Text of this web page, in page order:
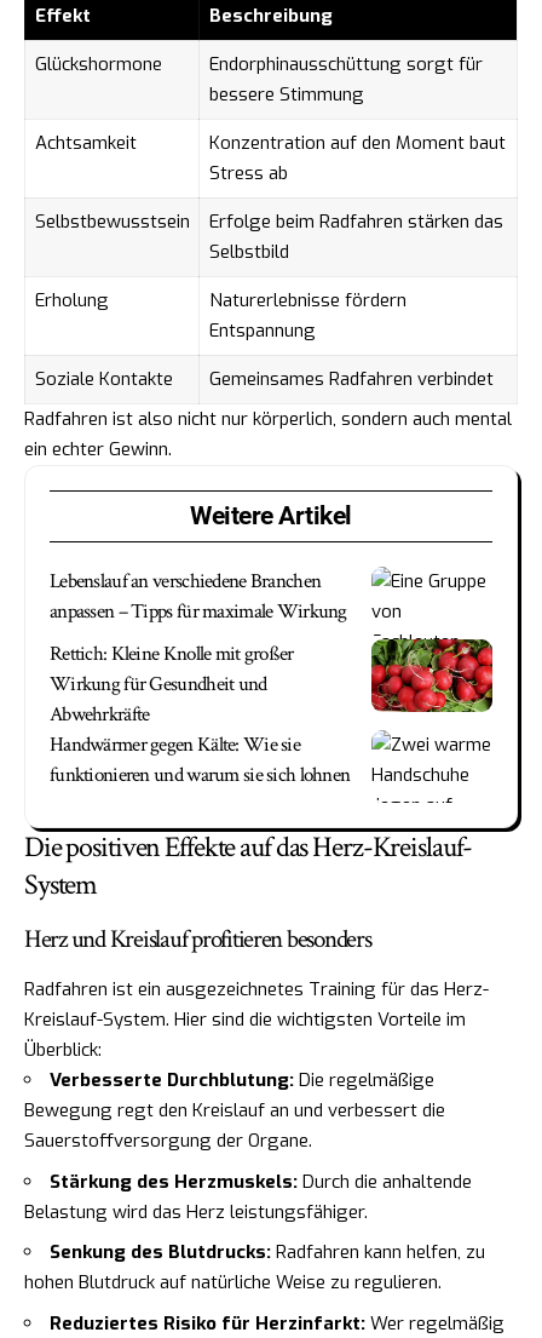
Effekt
Beschreibung
Glückshormone
Endorphinausschüttung sorgt für
bessere Stimmung
Achtsamkeit
Konzentration auf den Moment baut
Stress ab
Selbstbewusstsein
Erfolge beim Radfahren stärken das
Selbstbild
Erholung
Naturerlebnisse fördern
Entspannung
Soziale Kontakte
Gemeinsames Radfahren verbindet
Radfahren ist also nicht nur körperlich, sondern auch mental
ein echter Gewinn.
Weitere Artikel
Lebenslauf an verschiedene Branchen
anpassen – Tipps für maximale Wirkung
Rettich: Kleine Knolle mit großer
Wirkung für Gesundheit und
Abwehrkräfte
Handwärmer gegen Kälte: Wie sie
funktionieren und warum sie sich lohnen
Die positiven Effekte auf das Herz-Kreislauf-
System
Herz und Kreislauf profitieren besonders
Radfahren ist ein ausgezeichnetes Training für das Herz-
Kreislauf-System. Hier sind die wichtigsten Vorteile im
Überblick:
Verbesserte Durchblutung: Die regelmäßige
Bewegung regt den Kreislauf an und verbessert die
Sauerstoffversorgung der Organe.
Stärkung des Herzmuskels: Durch die anhaltende
Belastung wird das Herz leistungsfähiger.
Senkung des Blutdrucks: Radfahren kann helfen, zu
hohen Blutdruck auf natürliche Weise zu regulieren.
Reduziertes Risiko für Herzinfarkt: Wer regelmäßig